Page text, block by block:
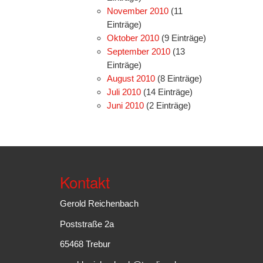
November 2010 (11
Einträge)
Oktober 2010 (9 Einträge)
September 2010 (13
Einträge)
August 2010 (8 Einträge)
Juli 2010 (14 Einträge)
Juni 2010 (2 Einträge)
Kontakt
Gerold Reichenbach
Poststraße 2a
65468 Trebur